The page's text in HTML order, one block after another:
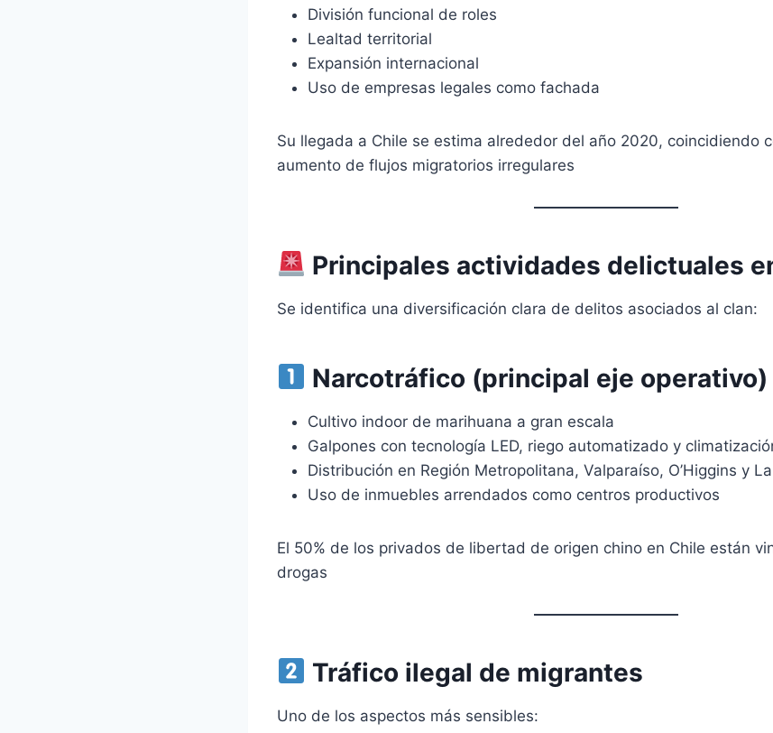
División funcional de roles
Lealtad territorial
Expansión internacional
Uso de empresas legales como fachada
Su llegada a Chile se estima alrededor del año 2020, coincidiendo
aumento de flujos migratorios irregulares
Principales actividades delictuales
Se identifica una diversificación clara de delitos asociados al clan:
Narcotráfico (principal eje operativo)
Cultivo indoor de marihuana a gran escala
Galpones con tecnología LED, riego automatizado y
Distribución en Región Metropolitana, Valparaíso, O’Higgins y
Uso de inmuebles arrendados como centros productivos
El 50% de los privados de libertad de origen chino en Chile están
drogas
Tráfico ilegal de migrantes
Uno de los aspectos más sensibles: